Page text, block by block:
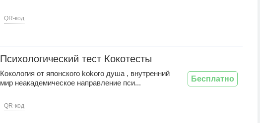
QR-код
Психологический тест Кокотесты
Кокология от японского kokoro душа , внутренний
мир неакадемическое направление пси...
QR-код
Бесплатно